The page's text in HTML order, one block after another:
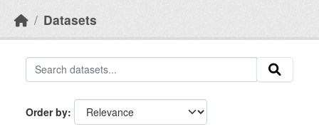
Datasets
Order by